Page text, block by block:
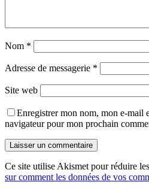
Nom *
Adresse de messagerie *
Site web
Enregistrer mon nom, mon e-mail
navigateur pour mon prochain
Ce site utilise Akismet pour réduire
sur comment les données de vos